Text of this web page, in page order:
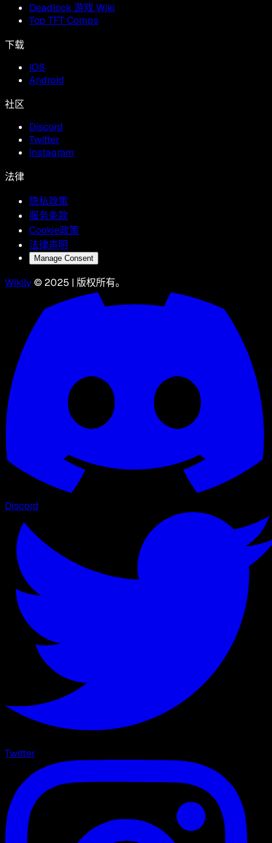
Deadlock 游戏 Wiki
Top TFT Comps
下载
IOS
Android
社区
Discord
Twitter
Instagram
法律
隐私政策
服务条款
Cookie政策
法律声明
Manage Consent
Wikily © 2025 | 版权所有。
Discord
Twitter